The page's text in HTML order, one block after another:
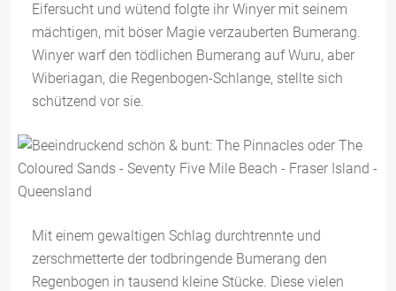
Eifersucht und wütend folgte ihr Winyer mit seinem
mächtigen, mit böser Magie verzauberten Bumerang.
Winyer warf den tödlichen Bumerang auf Wuru, aber
Wiberiagan, die Regenbogen-Schlange, stellte sich
schützend vor sie.
Mit einem gewaltigen Schlag durchtrennte und
zerschmetterte der todbringende Bumerang den
Regenbogen in tausend kleine Stücke. Diese vielen